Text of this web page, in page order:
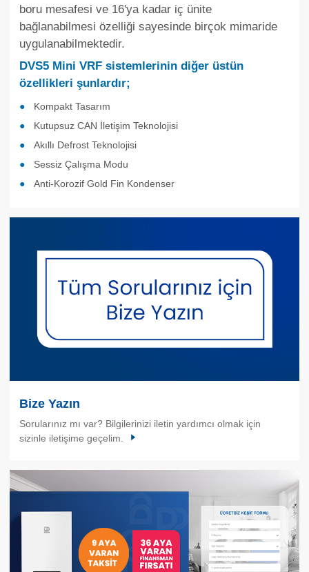
boru mesafesi ve 16'ya kadar iç ünite
bağlanabilmesi özelliği sayesinde birçok mimaride
uygulanabilmektedir.
DVS5 Mini VRF sistemlerinin diğer üstün
özellikleri şunlardır;
Kompakt Tasarım
Kutupsuz CAN İletişim Teknolojisi
Akıllı Defrost Teknolojisi
Sessiz Çalışma Modu
Anti-Korozif Gold Fin Kondenser
Bize Yazın
Sorularınız mı var? Bilgilerinizi iletin yardımcı olmak için
sizinle iletişime geçelim.